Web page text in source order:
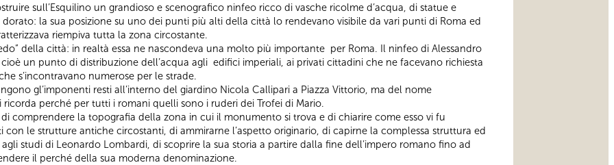
sull’Esquilino un grandioso e scenografico ninfeo ricco di vasche ricolme d’acqua, di statue e
la sua posizione su uno dei punti più alti della città lo rendevano visibile da vari punti di Roma ed
riempiva tutta la zona circostante.
della città: in realtà essa ne nascondeva una molto più importante per Roma. Il ninfeo di Alessandro
un punto di distribuzione dell’acqua agli edifici imperiali, ai privati cittadini che ne facevano richiesta
s’incontravano numerose per le strade.
gl’imponenti resti all’interno del giardino Nicola Callipari a Piazza Vittorio, ma del nome
perché per tutti i romani quelli sono i ruderi dei Trofei di Mario.
comprendere la topografia della zona in cui il monumento si trova e di chiarire come esso vi fu
con le strutture antiche circostanti, di ammirarne l’aspetto originario, di capirne la complessa struttura ed
studi di Leonardo Lombardi, di scoprire la sua storia a partire dalla fine dell’impero romano fino ad
il perché della sua moderna denominazione.